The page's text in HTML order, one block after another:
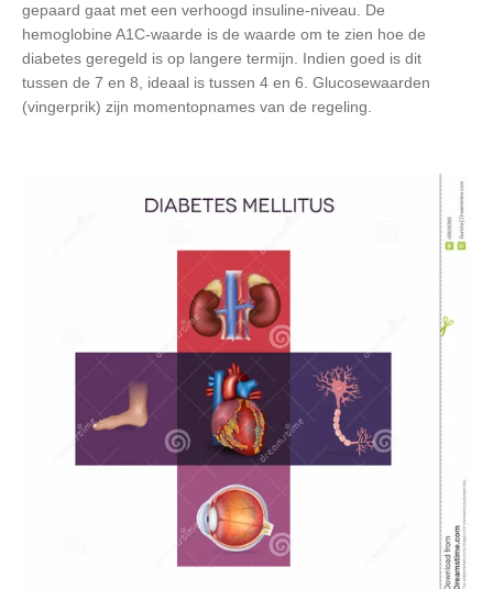
gepaard gaat met een verhoogd insuline-niveau. De
hemoglobine A1C-waarde is de waarde om te zien hoe de
diabetes geregeld is op langere termijn. Indien goed is dit
tussen de 7 en 8, ideaal is tussen 4 en 6. Glucosewaarden
(vingerprik) zijn momentopnames van de regeling.